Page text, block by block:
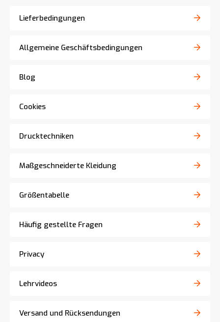
Lieferbedingungen
Allgemeine Geschäftsbedingungen
Blog
Cookies
Drucktechniken
Maßgeschneiderte Kleidung
Größentabelle
Häufig gestellte Fragen
Privacy
Lehrvideos
Versand und Rücksendungen